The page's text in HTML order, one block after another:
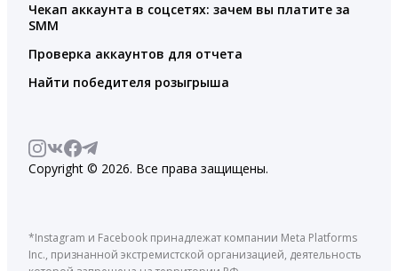
Чекап аккаунта в соцсетях: зачем вы платите за
SMM
Проверка аккаунтов для отчета
Найти победителя розыгрыша
Copyright © 2026. Все права защищены.
*Instagram и Facebook принадлежат компании Meta Platforms
Inc., признанной экстремистской организацией, деятельность